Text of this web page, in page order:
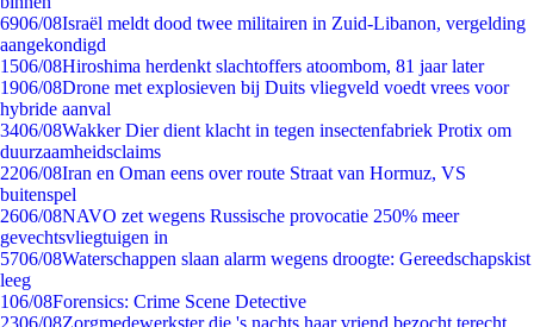
6906/08Israël meldt dood twee militairen in Zuid-Libanon, vergelding
aangekondigd
1506/08Hiroshima herdenkt slachtoffers atoombom, 81 jaar later
1906/08Drone met explosieven bij Duits vliegveld voedt vrees voor
hybride aanval
3406/08Wakker Dier dient klacht in tegen insectenfabriek Protix om
duurzaamheidsclaims
2206/08Iran en Oman eens over route Straat van Hormuz, VS
buitenspel
2606/08NAVO zet wegens Russische provocatie 250% meer
gevechtsvliegtuigen in
5706/08Waterschappen slaan alarm wegens droogte: Gereedschapskist
leeg
106/08Forensics: Crime Scene Detective
2306/08Zorgmedewerkster die 's nachts haar vriend bezocht terecht